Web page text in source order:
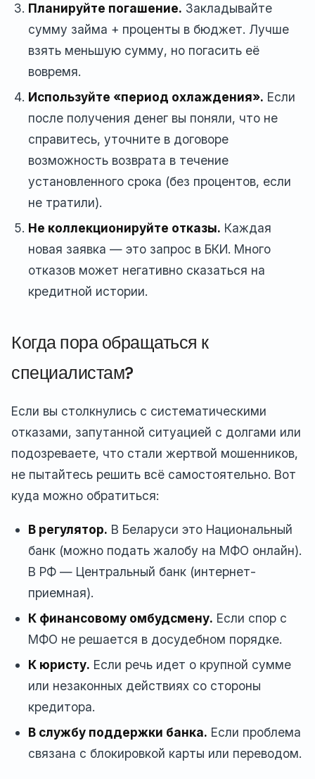
Планируйте погашение. Закладывайте
сумму займа + проценты в бюджет. Лучше
взять меньшую сумму, но погасить её
вовремя.
Используйте «период охлаждения». Если
после получения денег вы поняли, что не
справитесь, уточните в договоре
возможность возврата в течение
установленного срока (без процентов, если
не тратили).
Не коллекционируйте отказы. Каждая
новая заявка — это запрос в БКИ. Много
отказов может негативно сказаться на
кредитной истории.
Когда пора обращаться к
специалистам?
Если вы столкнулись с систематическими
отказами, запутанной ситуацией с долгами или
подозреваете, что стали жертвой мошенников,
не пытайтесь решить всё самостоятельно. Вот
куда можно обратиться:
В регулятор. В Беларуси это Национальный
банк (можно подать жалобу на МФО онлайн).
В РФ — Центральный банк (интернет-
приемная).
К финансовому омбудсмену. Если спор с
МФО не решается в досудебном порядке.
К юристу. Если речь идет о крупной сумме
или незаконных действиях со стороны
кредитора.
В службу поддержки банка. Если проблема
связана с блокировкой карты или переводом.